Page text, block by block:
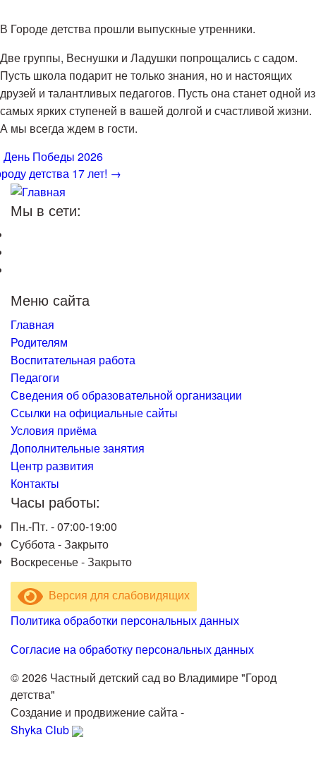
В Городе детства прошли выпускные утренники.
Две группы, Веснушки и Ладушки попрощались с садом.
Пусть школа подарит не только знания, но и настоящих
друзей и талантливых педагогов. Пусть она станет одной из
самых ярких ступеней в вашей долгой и счастливой жизни.
А мы всегда ждем в гости.
День Победы 2026
детства 17 лет! →
Мы в сети:
Меню сайта
Главная
Родителям
Воспитательная работа
Педагоги
Сведения об образовательной организации
Ссылки на официальные сайты
Условия приёма
Дополнительные занятия
Центр развития
Контакты
Часы работы:
Пн.-Пт. -07:00-19:00
Суббота -Закрыто
Воскресенье -Закрыто
Версия для слабовидящих
Политика обработки персональных данных
Согласие на обработку персональных данных
© 2026 Частный детский сад во Владимире "Город
детства"
Создание и продвижение сайта -
Shyka Club